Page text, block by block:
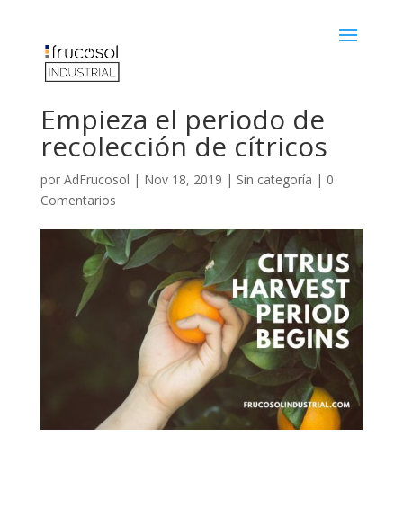
Empieza el periodo de
recolección de cítricos
por AdFrucosol | Nov 18, 2019 | Sin categoría | 0
Comentarios